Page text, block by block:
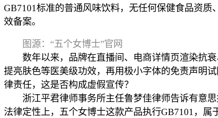
GB7101标准的普通风味饮料，无任何保健食品资质
效备案。
图源：“五个女博士”官网
数年以来，品牌在直播间、电商详情页渲染抗衰
提亮肤色等医美级功效，再用极小字体的免责声明
律责任，这是否构成虚假宣传？
浙江平君律师事务所主任鲁梦佳律师告诉有意思
法律定性上，五个女博士这款产品执行GB7101，属